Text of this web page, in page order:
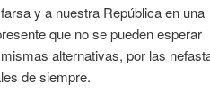
y a nuestra República en una
que no se pueden esperar
alternativas, por las
de siempre.